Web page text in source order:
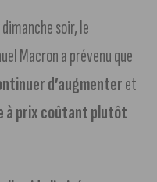
soir, le
Macron a prévenu que
d’augmenteret
à prix coûtant plutôt